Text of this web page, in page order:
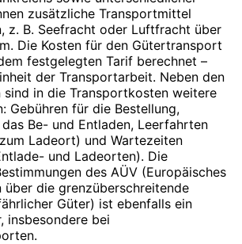
zusätzliche Transportmittel
z. B. Seefracht oder Luftfracht über
Die Kosten für den Gütertransport
festgelegten Tarif berechnet –
der Transportarbeit. Neben den
in die Transportkosten weitere
Gebühren für die Bestellung,
Be- und Entladen, Leerfahrten
Ladeort) und Wartezeiten
und Ladeorten). Die
des AÜV (Europäisches
über die grenzüberschreitende
Güter) ist ebenfalls ein
insbesondere bei